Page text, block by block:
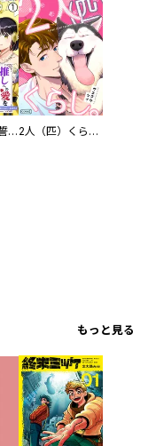
推しへの愛を誓いますか？～アラサー女子、推しは逃げぬが人生逃げる～ 2人（匹）くらし。
もっと見る